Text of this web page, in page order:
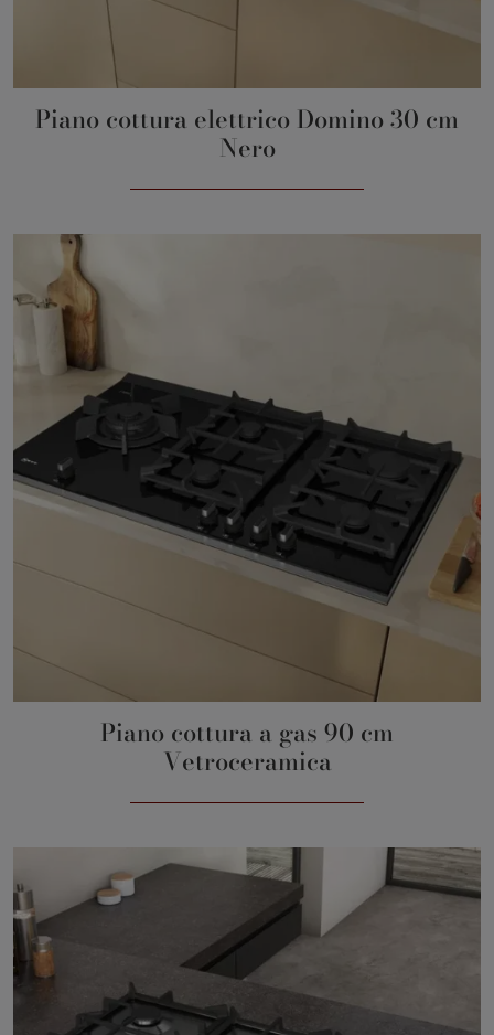
Piano cottura elettrico Domino 30 cm
Nero
Piano cottura a gas 90 cm
Vetroceramica